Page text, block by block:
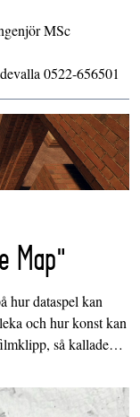
MSc
0522-656501
Map"
hur dataspel kan
och hur konst kan
så kallade…